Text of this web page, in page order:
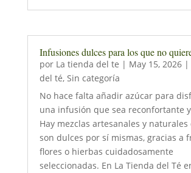
Infusiones dulces para los que no
por La tienda del te | May 15, 2026|
del té, Sin categoría
No hace falta añadir azúcar para
una infusión que sea reconfortante
Hay mezclas artesanales y naturales
son dulces por sí mismas, gracias a
flores o hierbas cuidadosamente
seleccionadas. En La Tienda del Té